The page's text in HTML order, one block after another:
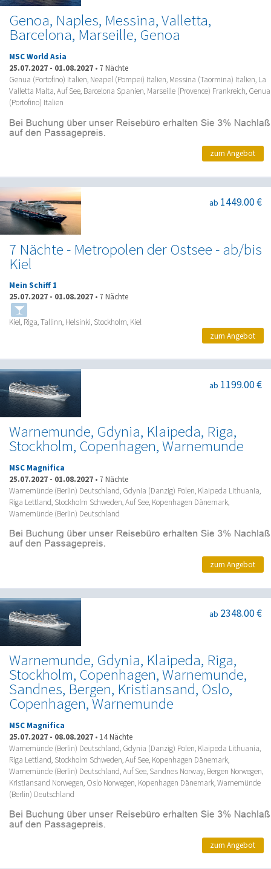
Genoa, Naples, Messina, Valletta,
Barcelona, Marseille, Genoa
MSC World Asia
25.07.2027 - 01.08.2027 • 7 Nächte
Genua (Portofino) Italien, Neapel (Pompei) Italien, Messina (Taormina) Italien, La
Valletta Malta, Auf See, Barcelona Spanien, Marseille (Provence) Frankreich, Genua
(Portofino) Italien
zum Angebot
7 Nächte - Metropolen der Ostsee - ab/bis
Kiel
ab 1449.00 €
Mein Schiff 1
25.07.2027 - 01.08.2027 • 7 Nächte
Kiel, Riga, Tallinn, Helsinki, Stockholm, Kiel
zum Angebot
Warnemunde, Gdynia, Klaipeda, Riga,
Stockholm, Copenhagen, Warnemunde
ab 1199.00 €
MSC Magnifica
25.07.2027 - 01.08.2027 • 7 Nächte
Warnemünde (Berlin) Deutschland, Gdynia (Danzig) Polen, Klaipeda Lithuania,
Riga Lettland, Stockholm Schweden, Auf See, Kopenhagen Dänemark,
Warnemünde (Berlin) Deutschland
zum Angebot
Warnemunde, Gdynia, Klaipeda, Riga,
Stockholm, Copenhagen, Warnemunde,
Sandnes, Bergen, Kristiansand, Oslo,
Copenhagen, Warnemunde
ab 2348.00 €
MSC Magnifica
25.07.2027 - 08.08.2027 • 14 Nächte
Warnemünde (Berlin) Deutschland, Gdynia (Danzig) Polen, Klaipeda Lithuania,
Riga Lettland, Stockholm Schweden, Auf See, Kopenhagen Dänemark,
Warnemünde (Berlin) Deutschland, Auf See, Sandnes Norway, Bergen Norwegen,
Kristiansand Norwegen, Oslo Norwegen, Kopenhagen Dänemark, Warnemünde
(Berlin) Deutschland
zum Angebot